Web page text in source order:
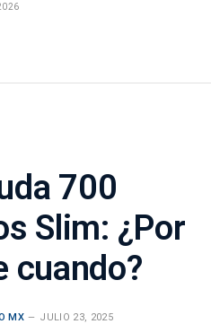
700
Slim: ¿Por
cuando?
MX JULIO 23, 2025